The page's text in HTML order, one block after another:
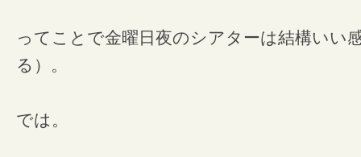
ってことで金曜日夜のシアターは結構いい
る）。
では。